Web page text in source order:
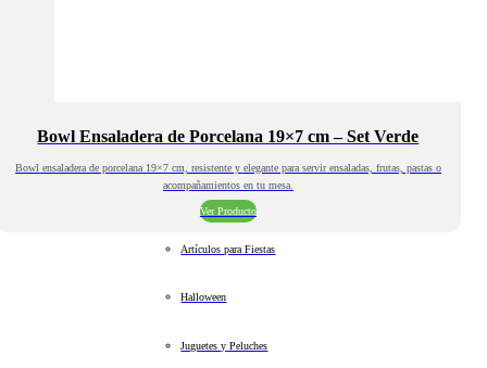
Bowl Ensaladera de Porcelana 19×7 cm – Set Verde
Bowl ensaladera de porcelana 19×7 cm, resistente y elegante para servir ensaladas, frutas, pastas o
acompañamientos en tu mesa.
Ver Producto
Artículos para Fiestas
Halloween
Juguetes y Peluches